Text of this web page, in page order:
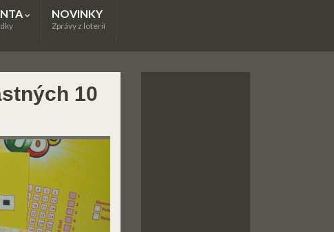
NOVINKY
Zprávy z loterií
10